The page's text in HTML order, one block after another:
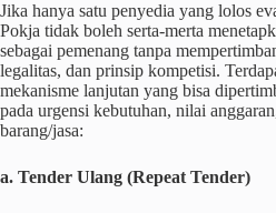
Jika hanya satu penyedia yang lolos
Pokja tidak boleh serta-merta
sebagai pemenang tanpa
legalitas, dan prinsip kompetisi.
mekanisme lanjutan yang bisa
pada urgensi kebutuhan, nilai
barang/jasa:
a. Tender Ulang (Repeat Tender)